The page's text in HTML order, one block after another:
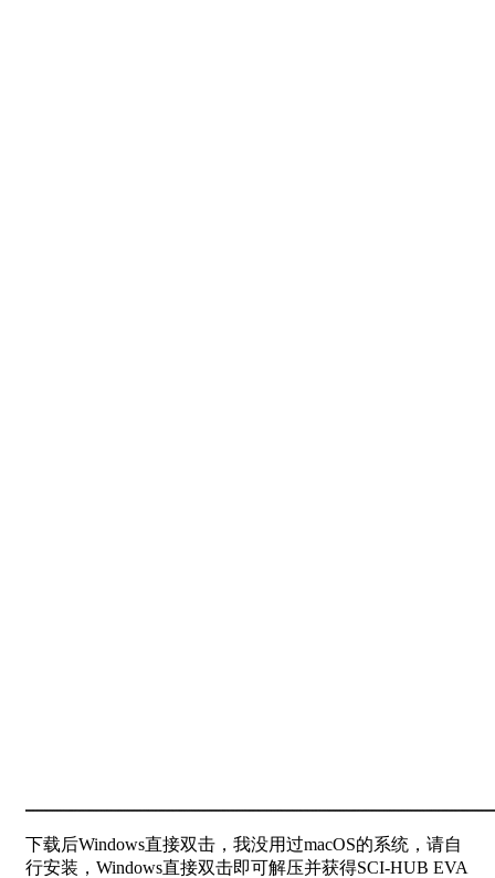
下载后Windows直接双击，我没用过macOS的系统，请自
行安装，Windows直接双击即可解压并获得SCI-HUB EVA